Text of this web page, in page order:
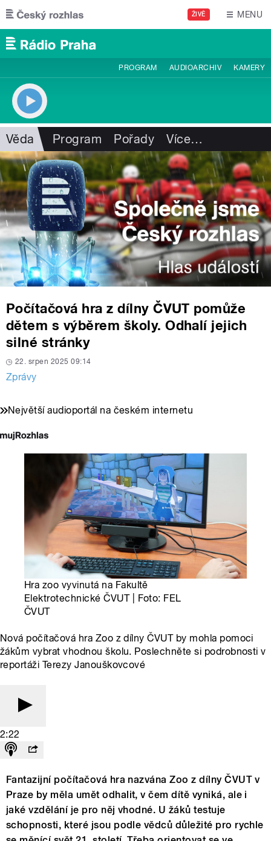
Přejít k hlavnímu obsahu
ŽIVĚ MENU
PROGRAM AUDIOARCHIV KAMERY
Věda Program Pořady Více…
Počítačová hra z dílny ČVUT pomůže
dětem s výběrem školy. Odhalí jejich
silné stránky
22. srpen 2025 09:14
Zprávy
Největší audioportál na českém internetu
Hra zoo vyvinutá na Fakultě
Elektrotechnické ČVUT | Foto: FEL
ČVUT
Nová počítačová hra Zoo z dílny ČVUT by mohla pomoci
žákům vybrat vhodnou školu. Poslechněte si podrobnosti v
reportáži Terezy Janouškovcové
2:22
Fantazijní počítačová hra nazvána Zoo z dílny ČVUT v
Praze by měla umět odhalit, v čem dítě vyniká, ale i
jaké vzdělání je pro něj vhodné. U žáků testuje
schopnosti, které jsou podle vědců důležité pro rychle